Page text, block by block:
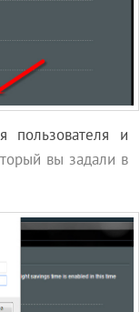
пользователя и
вы задали в